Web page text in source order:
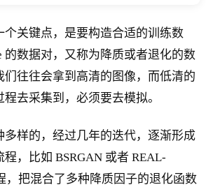
个关键点，是要构造合适的训练数
的数据对，又称为降质或者退化的数
们往往会拿到高清的图像，而低清的
去采集到，必须要去模拟。
多样的，经过几年的迭代，逐渐形成
程，比如 BSRGAN 或者 REAL-
，把混合了多种降质因子的退化函数